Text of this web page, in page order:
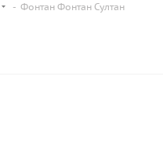
- Фонтан Фонтан Султан